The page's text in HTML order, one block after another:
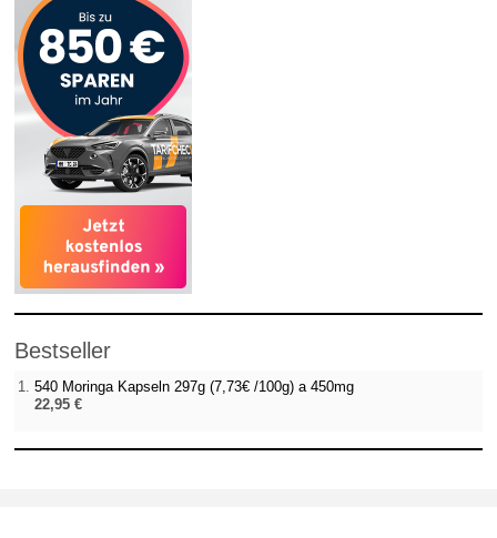
Bestseller
540 Moringa Kapseln 297g (7,73€ /100g) a 450mg
22,95 €